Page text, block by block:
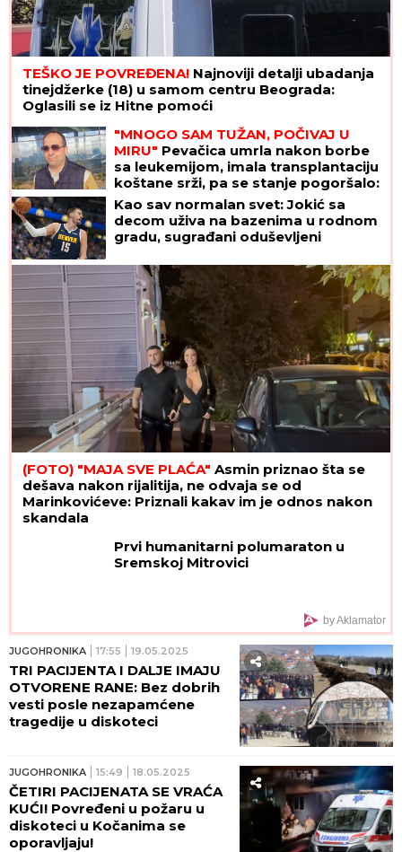
TEŠKO JE POVREĐENA! Najnoviji detalji ubadanja
tinejdžerke (18) u samom centru Beograda:
Oglasili se iz Hitne pomoći
"MNOGO SAM TUŽAN, POČIVAJ U
MIRU" Pevačica umrla nakon borbe
sa leukemijom, imala transplantaciju
koštane srži, pa se stanje pogoršalo:
Emir Habibović se oprostio
Kao sav normalan svet: Jokić sa
decom uživa na bazenima u rodnom
gradu, sugrađani oduševljeni
(FOTO) "MAJA SVE PLAĆA" Asmin priznao šta se
dešava nakon rijalitija, ne odvaja se od
Marinkovićeve: Priznali kakav im je odnos nakon
skandala
Prvi humanitarni polumaraton u
Sremskoj Mitrovici
by Aklamator
JUGOHRONIKA 17:55 19.05.2025
TRI PACIJENTA I DALJE IMAJU
OTVORENE RANE: Bez dobrih
vesti posle nezapamćene
tragedije u diskoteci
JUGOHRONIKA 15:49 18.05.2025
ČETIRI PACIJENATA SE VRAĆA
KUĆI! Povređeni u požaru u
diskoteci u Kočanima se
oporavljaju!